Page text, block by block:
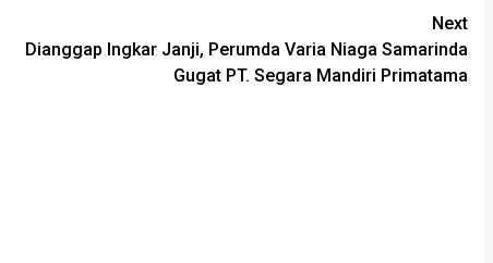
Next
Dianggap Ingkar Janji, Perumda Varia Niaga Samarinda
Gugat PT. Segara Mandiri Primatama